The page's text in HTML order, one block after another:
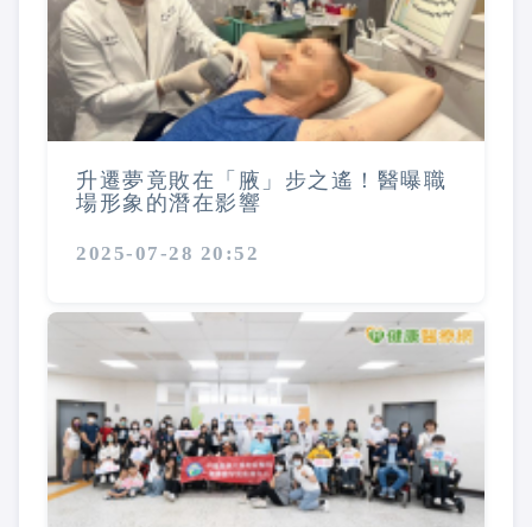
升遷夢竟敗在「腋」步之遙！醫曝職
場形象的潛在影響
2025-07-28 20:52